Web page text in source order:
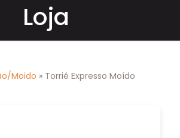
Loja
Moido » Torrié Expresso Moído